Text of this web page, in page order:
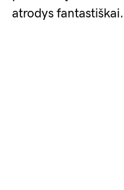
atrodys fantastiškai.